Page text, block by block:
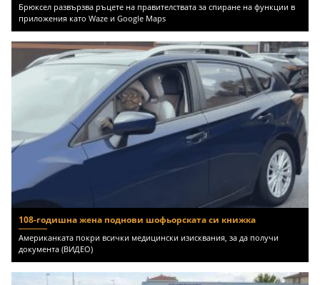
Брюксел развързва ръцете на правителствата за спиране на функции в
приложения като Waze и Google Maps
108-годишна жена поднови шофьорската си книжка
Американката покри всички медицински изисквания, за да получи
документа (ВИДЕО)